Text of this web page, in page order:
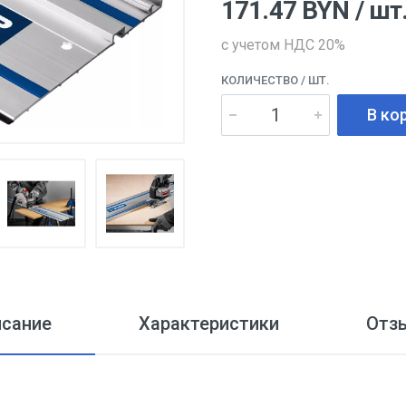
171.47 BYN / шт.
с учетом НДС 20%
КОЛИЧЕСТВО / ШТ.
В
Характеристики